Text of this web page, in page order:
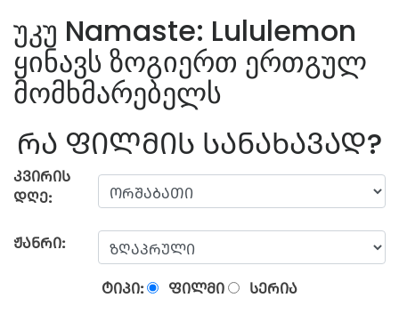
უკუ Namaste: Lululemon
ყინავს ზოგიერთ ერთგულ
მომხმარებელს
ᲠᲐ ᲤᲘᲚᲛᲘᲡ ᲡᲐᲜᲐᲮᲐᲕᲐᲓ?
ᲙᲕᲘᲠᲘᲡ
ᲓᲦᲔ:
ᲟᲐᲜᲠᲘ:
ᲢᲘᲞᲘ: ᲤᲘᲚᲛᲘ ᲡᲔᲠᲘᲐ